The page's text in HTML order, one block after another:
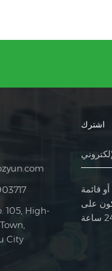
105, High-
City
اشترك
قائمة
على